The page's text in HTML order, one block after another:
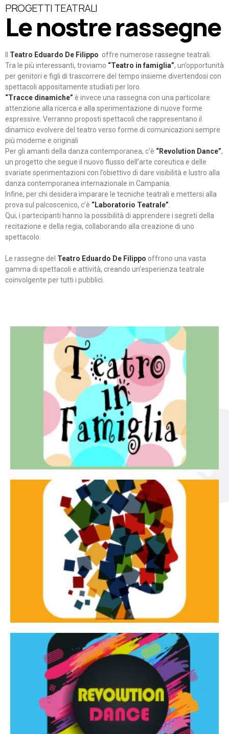
PROGETTI TEATRALI
Le nostre rassegne
Teatro Eduardo De Filippo offre numerose rassegne teatrali.
Tra le più interessanti, troviamo “Teatro in famiglia”, un’opportunità
per genitori e figli di trascorrere del tempo insieme divertendosi con
spettacoli appositamente studiati per loro.
“Tracce dinamiche” è invece una rassegna con una particolare
attenzione alla ricerca e alla sperimentazione di nuove forme
espressive. Verranno proposti spettacoli che rappresentano il
dinamico evolvere del teatro verso forme di comunicazioni sempre
più moderne e originali
Per gli amanti della danza contemporanea, c’è “Revolution Dance”,
un progetto che segue il nuovo flusso dell’arte coreutica e delle
svariate sperimentazioni con l’obiettivo di dare visibilità e lustro alla
danza contemporanea internazionale in Campania.
Infine, per chi desidera imparare le tecniche teatrali e mettersi alla
prova sul palcoscenico, c’è “Laboratorio Teatrale”
Qui, i partecipanti hanno la possibilità di apprendere i segreti della
recitazione e della regia, collaborando alla creazione di uno
spettacolo.
Le rassegne del Teatro Eduardo De Filippo offrono una vasta
gamma di spettacoli e attività, creando un’esperienza teatrale
coinvolgente per tutti i pubblici.
Teatro in famiglia
Teatro In Famiglia è una rassegna di teatro concepita
per far condividere e godere del teatro all’intera
famiglia.
Continua
Tracce dinamiche
Tracce Dinamiche è una rassegna di teatro
d’innovazione e sperimentale.
Continua
Revolution Dance
Rassegna di danza contemporanea – I Edizione